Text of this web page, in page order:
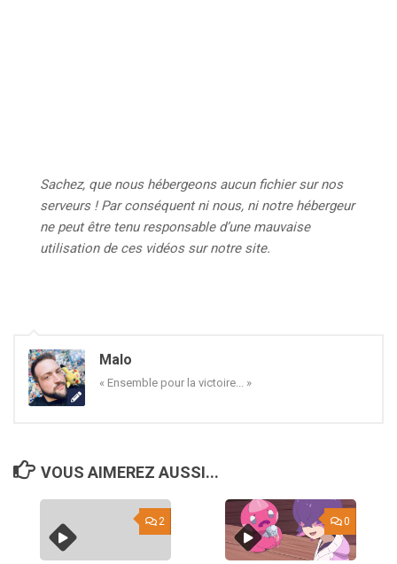
Sachez, que nous hébergeons aucun fichier sur nos
serveurs ! Par conséquent ni nous, ni notre hébergeur
ne peut être tenu responsable d’une mauvaise
utilisation de ces vidéos sur notre site.
Malo
« Ensemble pour la victoire... »
VOUS AIMEREZ AUSSI...
2 0